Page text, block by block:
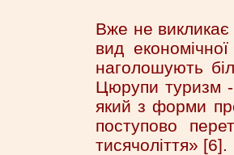
Вже не викликає
вид
наголошують
Цюрупи туризм -
який з форми
поступово
тисячоліття» [6].